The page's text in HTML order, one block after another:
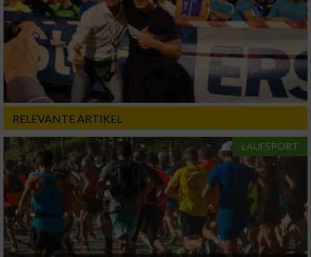
RELEVANTE ARTIKEL
LAUFSPORT
Nicht-IAB-Verarbeitungszwecke:
Notwendig
Performance
Funktional
Werbung